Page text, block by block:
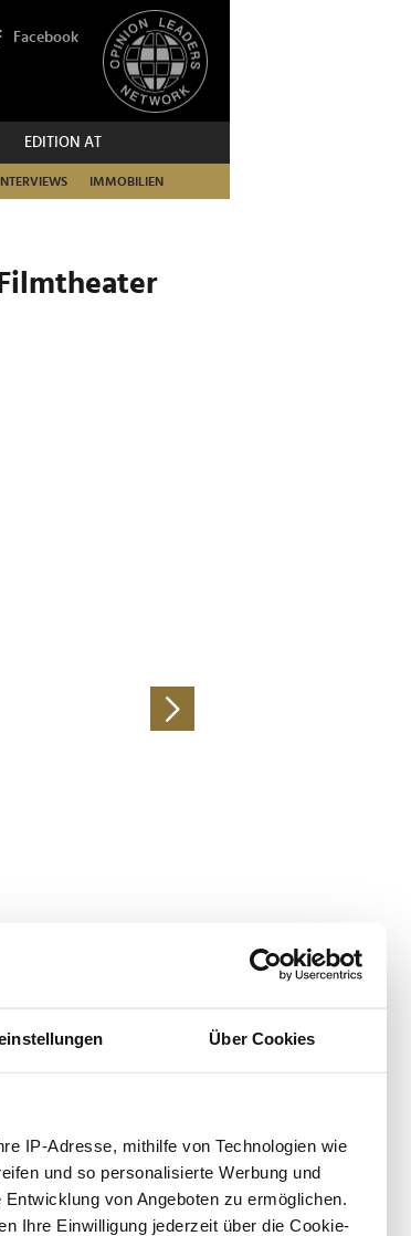
Über Cookies
IP-Adresse, mithilfe von Technologien wie
und so personalisierte Werbung und
von Angeboten zu ermöglichen.
Ihre Einwilligung jederzeit über die Cookie-
Facebook
EDITION AT
IMMOBILIEN